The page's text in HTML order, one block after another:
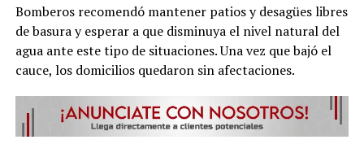
Bomberos recomendó mantener patios y desagües libres
de basura y esperar a que disminuya el nivel natural del
agua ante este tipo de situaciones. Una vez que bajó el
cauce, los domicilios quedaron sin afectaciones.